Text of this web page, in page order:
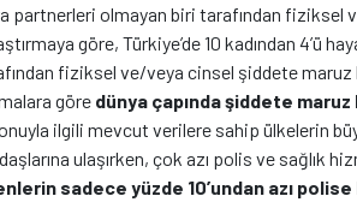
partnerleri olmayan biri tarafından fiziksel
göre, Türkiye’de 10 kadından 4’ü
fiziksel ve/veya cinsel şiddete maruz
göre dünya çapında şiddete maruz
ilgili mevcut verilere sahip ülkelerin
ulaşırken, çok azı polis ve sağlık
sadece yüzde 10’undan azı